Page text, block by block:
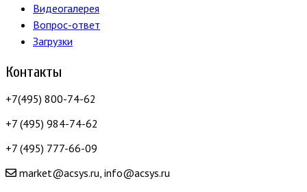
Видеогалерея
Вопрос-ответ
Загрузки
Контакты
+7(495) 800-74-62
+7 (495) 984-74-62
+7 (495) 777-66-09
market@acsys.ru, info@acsys.ru